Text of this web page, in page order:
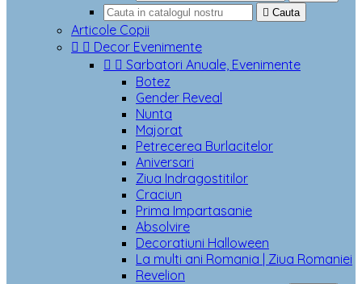
 Cauta
Articole Copii
  Decor Evenimente
  Sarbatori Anuale, Evenimente
Botez
Gender Reveal
Nunta
Majorat
Petrecerea Burlacitelor
Aniversari
Ziua Indragostitilor
Craciun
Prima Impartasanie
Absolvire
Decoratiuni Halloween
La multi ani Romania | Ziua Romaniei
Revelion